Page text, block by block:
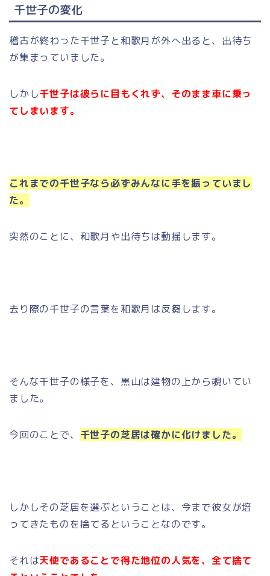
千世子の変化
稽古が終わった千世子と和歌月が外へ出ると、出待ち
が集まっていました。
しかし千世子は彼らに目もくれず、そのまま車に乗っ
てしまいます。
これまでの千世子なら必ずみんなに手を振っていまし
た。
突然のことに、和歌月や出待ちは動揺します。
去り際の千世子の言葉を和歌月は反芻します。
そんな千世子の様子を、黒山は建物の上から覗いてい
ました。
今回のことで、 千世子の芝居は確かに化けました。
しかしその芝居を選ぶということは、今まで彼女が培
ってきたものを捨てるということなのです。
それは天使であることで得た地位の人気を、全て捨て